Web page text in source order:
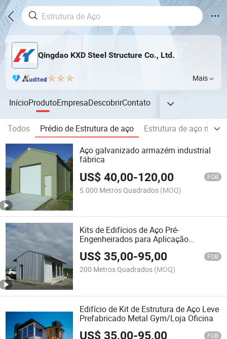
Qingdao KXD Steel Structure Co., Ltd.
Mais
InícioProdutoEmpresaDescobrirContato
Todos Prédio de Estrutura de aço
Estrutura de aço
Aço galvanizado armazém industrial
fábrica
US$40,00-120,00 FOB
5.000 Metros Quadrados (MOQ)
Kits de Edifícios de Aço Pré-
Engenheirados para Aplicação
Industrial (KXD-SSB6)
US$35,00-95,00 FOB
200 Metros Quadrados (MOQ)
Edifício de Kit de Estrutura de Aço Leve
Prefabricado Metal Gym/Loja Oficina
US$35,00-95,00 FOB